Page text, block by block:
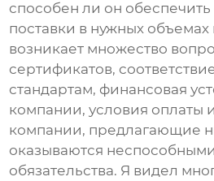
способен ли он
поставки в нужных объемах
возникает множество
сертификатов,
стандартам, финансовая
компании, условия оплаты
компании, предлагающие
оказываются
обязательства. Я видел